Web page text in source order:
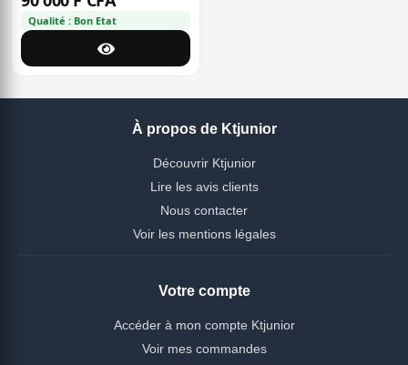
Qualité : Bon Etat
À propos de Ktjunior
Découvrir Ktjunior
Lire les avis clients
Nous contacter
Voir les mentions légales
Votre compte
Accéder à mon compte Ktjunior
Voir mes commandes